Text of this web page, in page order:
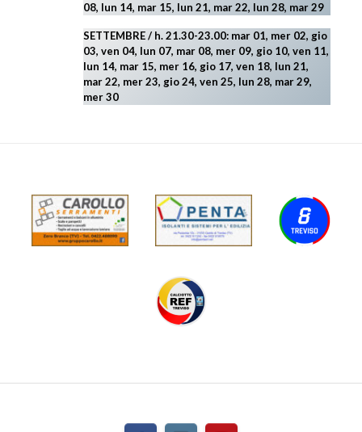
08, lun 14, mar 15, lun 21, mar 22, lun 28, mar 29
SETTEMBRE / h. 21.30-23.00: mar 01, mer 02, gio
03, ven 04, lun 07, mar 08, mer 09, gio 10, ven 11,
lun 14, mar 15, mer 16, gio 17, ven 18, lun 21,
mar 22, mer 23, gio 24, ven 25, lun 28, mar 29,
mer 30